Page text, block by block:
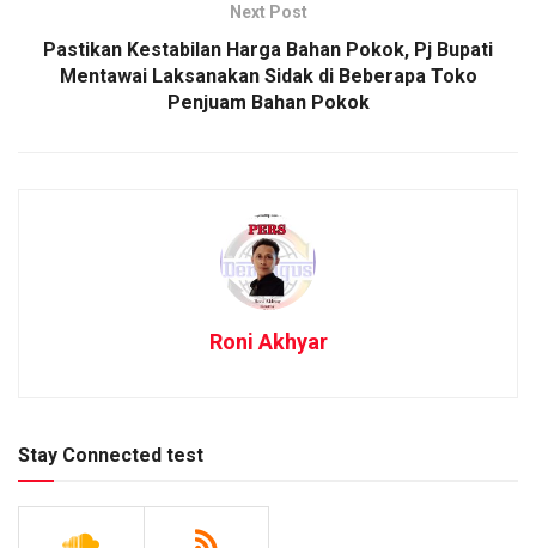
Next Post
Pastikan Kestabilan Harga Bahan Pokok, Pj Bupati
Mentawai Laksanakan Sidak di Beberapa Toko
Penjuam Bahan Pokok
Roni Akhyar
Stay Connected test